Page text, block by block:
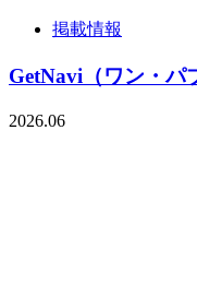
掲載情報
GetNavi（ワン・パ
2026.06